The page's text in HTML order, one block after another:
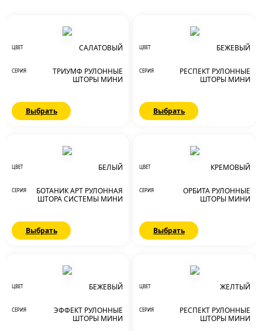
ЦВЕТ САЛАТОВЫЙ
СЕРИЯ
ТРИУМФ РУЛОННЫЕ
ШТОРЫ МИНИ
Выбрать
ЦВЕТ БЕЖЕВЫЙ
СЕРИЯ
РЕСПЕКТ РУЛОННЫЕ
ШТОРЫ МИНИ
Выбрать
ЦВЕТ БЕЛЫЙ
СЕРИЯ
БОТАНИК АРТ РУЛОННАЯ
ШТОРА СИСТЕМЫ МИНИ
Выбрать
ЦВЕТ КРЕМОВЫЙ
СЕРИЯ
ОРБИТА РУЛОННЫЕ
ШТОРЫ МИНИ
Выбрать
ЦВЕТ БЕЖЕВЫЙ
СЕРИЯ
ЭФФЕКТ РУЛОННЫЕ
ШТОРЫ МИНИ
ЦВЕТ ЖЕЛТЫЙ
СЕРИЯ
РЕСПЕКТ РУЛОННЫЕ
ШТОРЫ МИНИ